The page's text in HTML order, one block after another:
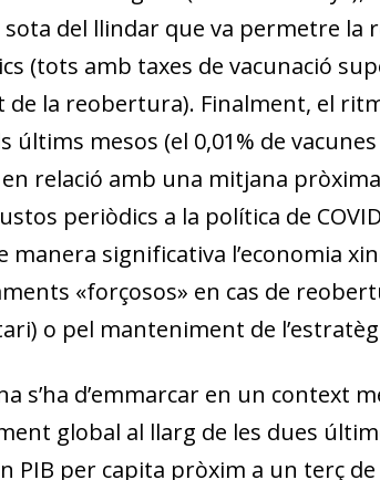
del llindar que va permetre
(tots amb taxes de vacunació
la reobertura). Finalment, el
últims mesos (el 0,01% de
relació amb una mitjana pròxima
periòdics a la política de
significativa l’economia
«forçosos» en cas de
o pel manteniment de
s’ha d’emmarcar en un context
global al llarg de les dues
PIB per capita pròxim a un terç